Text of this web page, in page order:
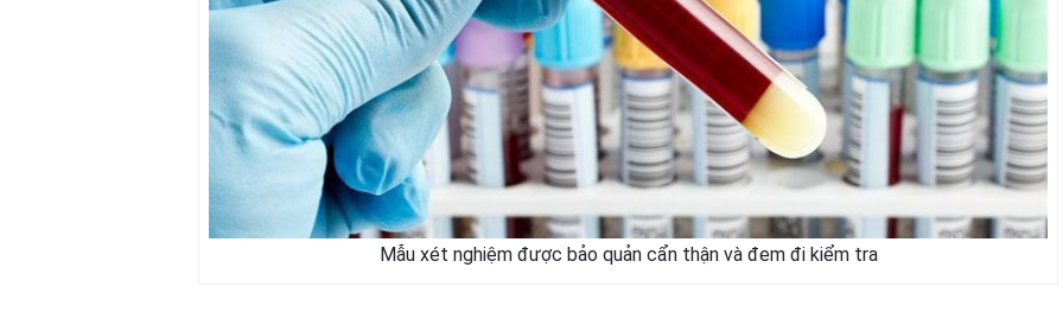
Mẫu xét nghiệm được bảo quản cẩn thận và đem đi kiểm tra